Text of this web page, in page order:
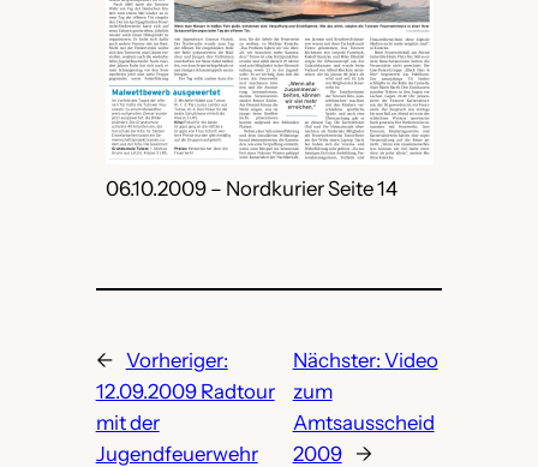
06.10.2009 – Nordkurier Seite 14
← Vorheriger:
12.09.2009 Radtour
mit der
Jugendfeuerwehr
Nächster: Video
zum
Amtsausscheid
2009
→